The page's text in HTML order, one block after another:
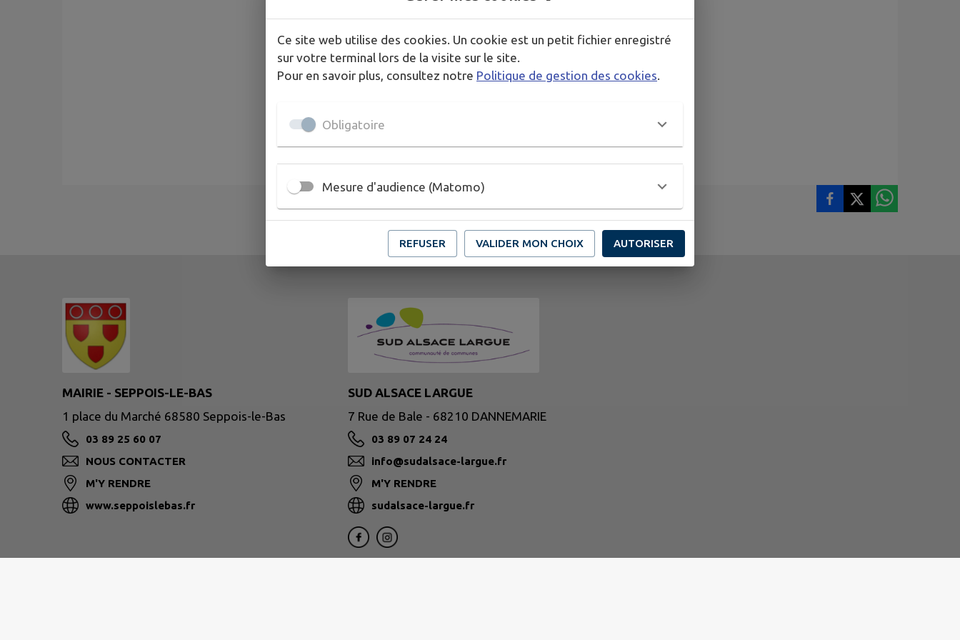
MAIRIE - SEPPOIS-LE-BAS
1 place du Marché 68580 Seppois-le-Bas
03 89 25 60 07
NOUS CONTACTER
M'Y RENDRE
www.seppoislebas.fr
SUD ALSACE LARGUE
7 Rue de Bale - 68210 DANNEMARIE
03 89 07 24 24
info@sudalsace-largue.fr
M'Y RENDRE
sudalsace-largue.fr
Ce site web utilise des cookies. Un cookie est un petit fichier enregistré
sur votre terminal lors de la visite sur le site.
Pour en savoir plus, consultez notre Politique de gestion des cookies.
Obligatoire
Mesure d'audience (Matomo)
REFUSER VALIDER MON CHOIX AUTORISER